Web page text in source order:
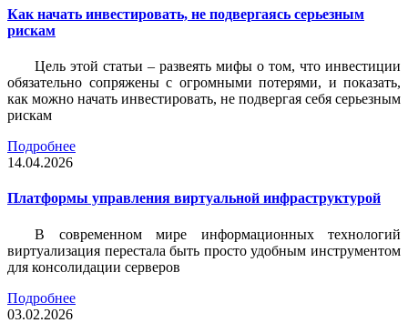
Как начать инвестировать, не подвергаясь серьезным
рискам
Цель этой статьи – развеять мифы о том, что инвестиции
обязательно сопряжены с огромными потерями, и показать,
как можно начать инвестировать, не подвергая себя серьезным
рискам
Подробнее
14.04.2026
Платформы управления виртуальной инфраструктурой
В современном мире информационных технологий
виртуализация перестала быть просто удобным инструментом
для консолидации серверов
Подробнее
03.02.2026